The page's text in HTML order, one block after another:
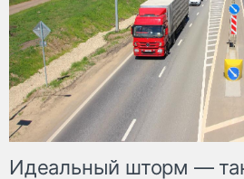
Идеальный шторм —